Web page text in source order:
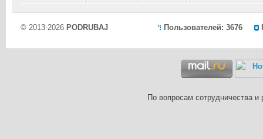
Пользователей: 3676
© 2013-2026 PODRUBAJ
По вопросам сотрудничества